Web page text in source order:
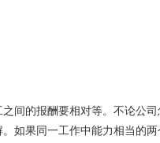
间的报酬要相对等。不论公
如果同一工作中能力相当的